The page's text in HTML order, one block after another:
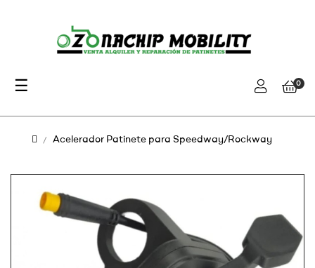
Navegación
palanca
☰ 0
Acelerador Patinete para Speedway/Rockway